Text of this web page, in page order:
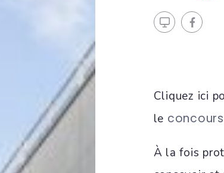
Cliquez ici
le
À la fois